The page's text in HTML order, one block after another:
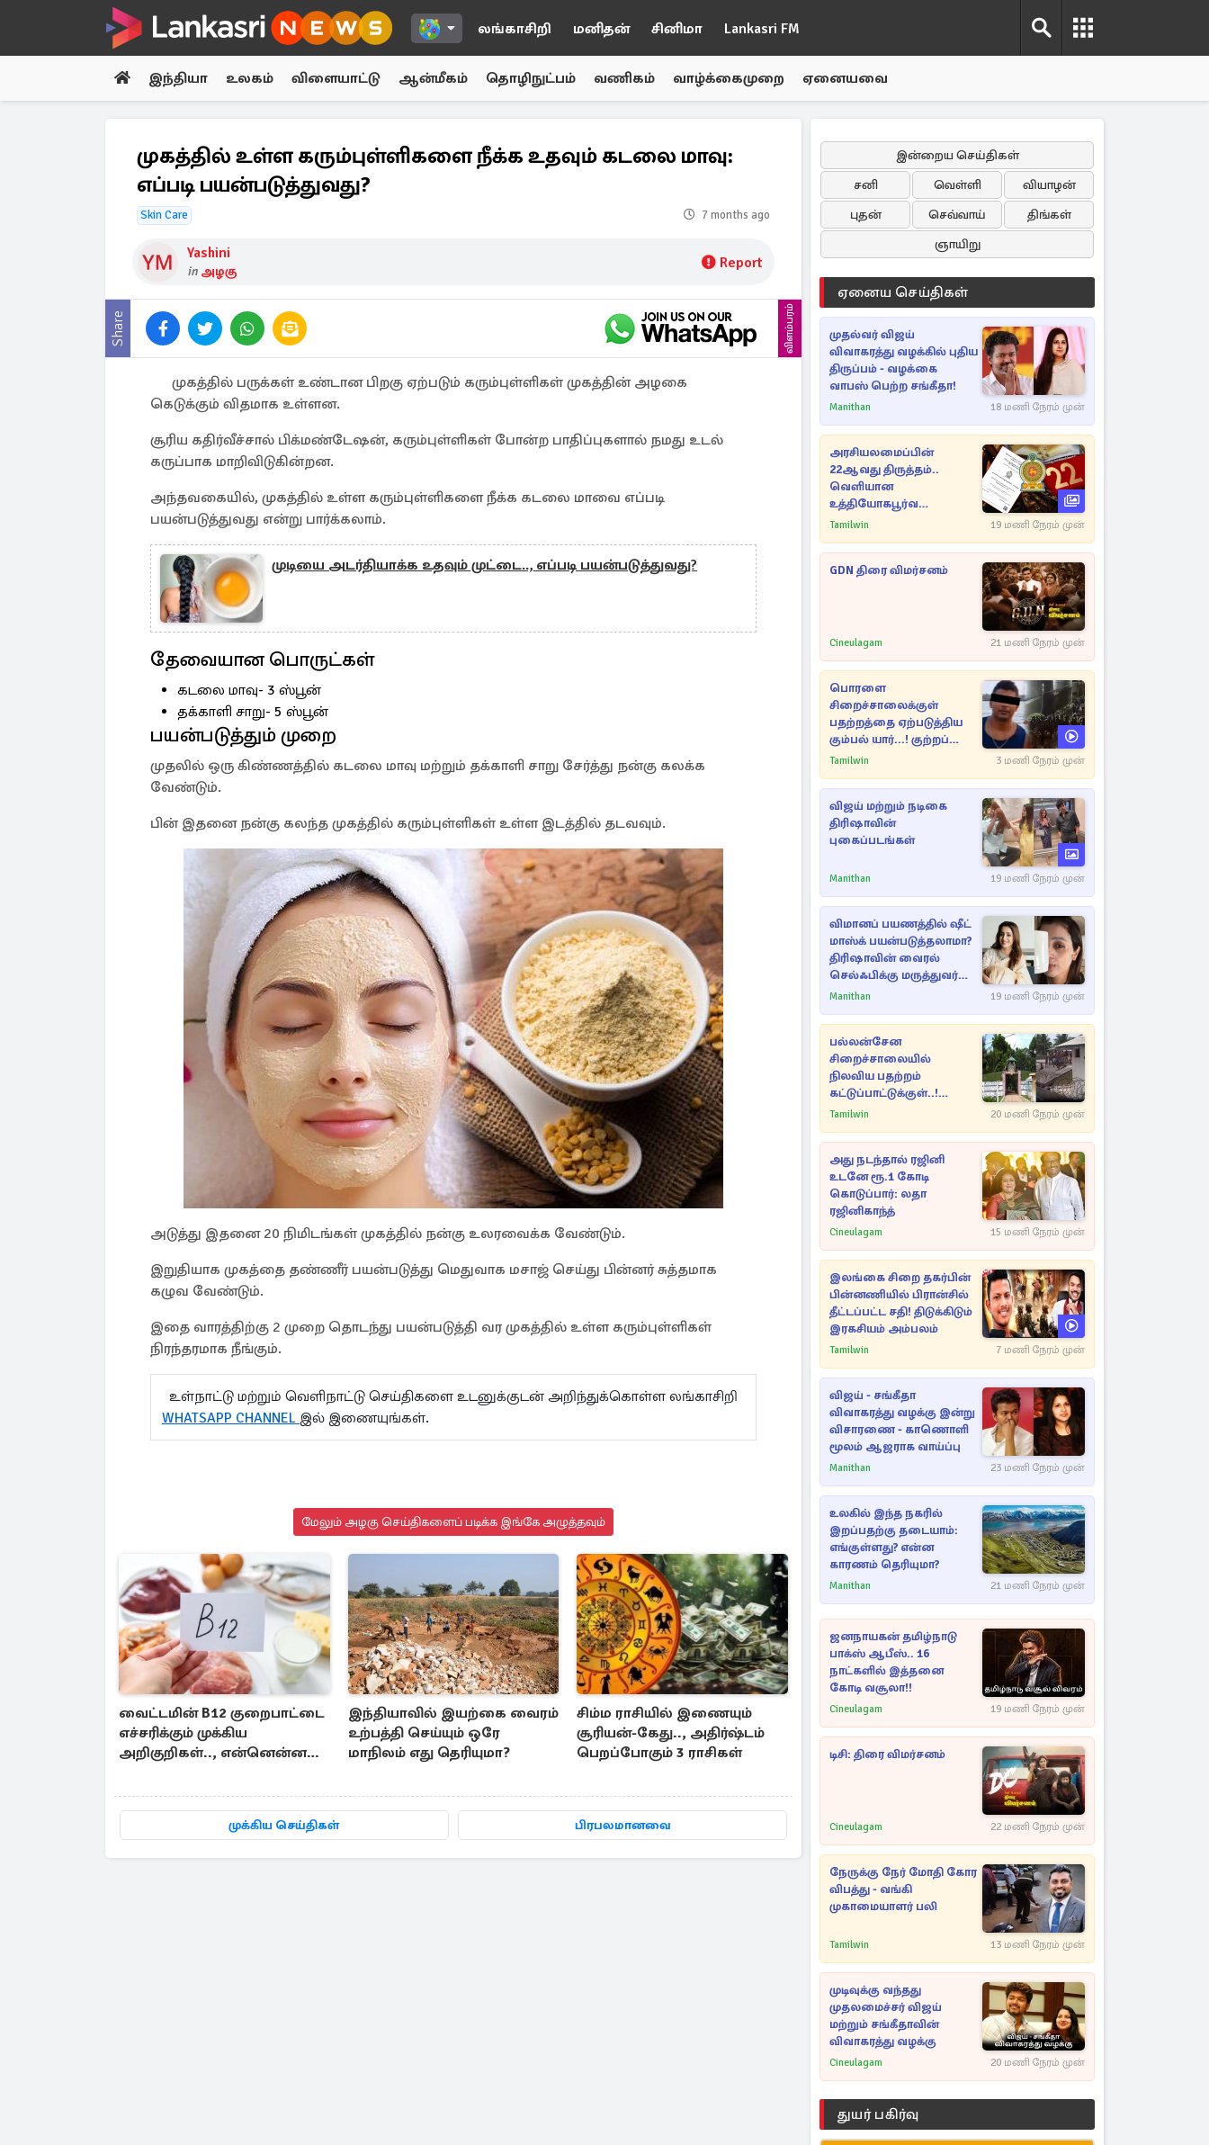
லங்காசிறி மனிதன் சினிமா Lankasri FM
இந்தியா உலகம் விளையாட்டு ஆன்மீகம் தொழிநுட்பம் வணிகம் வாழ்க்கைமுறை ஏனையவை
முகத்தில் உள்ள கரும்புள்ளிகளை நீக்க உதவும் கடலை மாவு:
எப்படி பயன்படுத்துவது?
Skin Care 7 months ago
Yashini
in அழகு Report
Share விளம்பரம்
முகத்தில் பருக்கள் உண்டான பிறகு ஏற்படும் கரும்புள்ளிகள் முகத்தின் அழகை
கெடுக்கும் விதமாக உள்ளன.
சூரிய கதிர்வீச்சால் பிக்மண்டேஷன், கரும்புள்ளிகள் போன்ற பாதிப்புகளால் நமது உடல்
கருப்பாக மாறிவிடுகின்றன.
அந்தவகையில், முகத்தில் உள்ள கரும்புள்ளிகளை நீக்க கடலை மாவை எப்படி
பயன்படுத்துவது என்று பார்க்கலாம்.
முடியை அடர்தியாக்க உதவும் முட்டை.., எப்படி பயன்படுத்துவது?
தேவையான பொருட்கள்
கடலை மாவு- 3 ஸ்பூன்
தக்காளி சாறு- 5 ஸ்பூன்
பயன்படுத்தும் முறை
முதலில் ஒரு கிண்ணத்தில் கடலை மாவு மற்றும் தக்காளி சாறு சேர்த்து நன்கு கலக்க
வேண்டும்.
பின் இதனை நன்கு கலந்த முகத்தில் கரும்புள்ளிகள் உள்ள இடத்தில் தடவவும்.
அடுத்து இதனை 20 நிமிடங்கள் முகத்தில் நன்கு உலரவைக்க வேண்டும்.
இறுதியாக முகத்தை தண்ணீர் பயன்படுத்து மெதுவாக மசாஜ் செய்து பின்னர் சுத்தமாக
கழுவ வேண்டும்.
இதை வாரத்திற்கு 2 முறை தொடந்து பயன்படுத்தி வர முகத்தில் உள்ள கரும்புள்ளிகள்
நிரந்தரமாக நீங்கும்.
உள்நாட்டு மற்றும் வெளிநாட்டு செய்திகளை உடனுக்குடன் அறிந்துக்கொள்ள லங்காசிறி
WHATSAPP CHANNEL இல் இணையுங்கள்.
மேலும் அழகு செய்திகளைப் படிக்க இங்கே அழுத்தவும்
வைட்டமின் B12 குறைபாட்டை
எச்சரிக்கும் முக்கிய
அறிகுறிகள்.., என்னென்ன
இந்தியாவில் இயற்கை வைரம்
உற்பத்தி செய்யும் ஒரே
மாநிலம் எது தெரியுமா?
சிம்ம ராசியில் இணையும்
சூரியன்-கேது.., அதிர்ஷ்டம்
பெறப்போகும் 3 ராசிகள்
முக்கிய செய்திகள் பிரபலமானவை
இன்றைய செய்திகள்
சனி
வெள்ளி
வியாழன்
புதன்
செவ்வாய்
திங்கள்
ஞாயிறு
ஏனைய செய்திகள்
முதல்வர் விஜய்
விவாகரத்து வழக்கில் புதிய
திருப்பம் - வழக்கை
வாபஸ் பெற்ற சங்கீதா!
Manithan 18 மணி நேரம் முன்
அரசியலமைப்பின்
22ஆவது திருத்தம்..
வெளியான
உத்தியோகபூர்வ
அறிவிப்பு!
Tamilwin 19 மணி நேரம் முன்
GDN திரை விமர்சனம்
Cineulagam 21 மணி நேரம் முன்
பொரளை
சிறைச்சாலைக்குள்
பதற்றத்தை ஏற்படுத்திய
கும்பல் யார்...! குற்றப்
பின்னணி தொடர்பில்
Tamilwin 3 மணி நேரம் முன்
விஜய் மற்றும் நடிகை
திரிஷாவின்
புகைப்படங்கள்
Manithan 19 மணி நேரம் முன்
விமானப் பயணத்தில் ஷீட்
மாஸ்க் பயன்படுத்தலாமா?
திரிஷாவின் வைரல்
செல்ஃபிக்கு மருத்துவர்
விளக்கம்
Manithan 19 மணி நேரம் முன்
பல்லன்சேன
சிறைச்சாலையில்
நிலவிய பதற்றம்
கட்டுப்பாட்டுக்குள்..!
அதிரடியாக களமிறங்கிய
Tamilwin 20 மணி நேரம் முன்
அது நடந்தால் ரஜினி
உடனே ரூ.1 கோடி
கொடுப்பார்: லதா
ரஜினிகாந்த்
Cineulagam 15 மணி நேரம் முன்
இலங்கை சிறை தகர்பின்
பின்னணியில் பிரான்சில்
தீட்டப்பட்ட சதி! திடுக்கிடும்
இரகசியம் அம்பலம்
Tamilwin 7 மணி நேரம் முன்
விஜய் - சங்கீதா
விவாகரத்து வழக்கு இன்று
விசாரணை - காணொளி
மூலம் ஆஜராக வாய்ப்பு
Manithan 23 மணி நேரம் முன்
உலகில் இந்த நகரில்
இறப்பதற்கு தடையாம்:
எங்குள்ளது? என்ன
காரணம் தெரியுமா?
Manithan 21 மணி நேரம் முன்
ஜனநாயகன் தமிழ்நாடு
பாக்ஸ் ஆபீஸ்.. 16
நாட்களில் இத்தனை
கோடி வசூலா!!
Cineulagam 19 மணி நேரம் முன்
டிசி: திரை விமர்சனம்
Cineulagam 22 மணி நேரம் முன்
நேருக்கு நேர் மோதி கோர
விபத்து - வங்கி
முகாமையாளர் பலி
Tamilwin 13 மணி நேரம் முன்
முடிவுக்கு வந்தது
முதலமைச்சர் விஜய்
மற்றும் சங்கீதாவின்
விவாகரத்து வழக்கு
Cineulagam 20 மணி நேரம் முன்
துயர் பகிர்வு